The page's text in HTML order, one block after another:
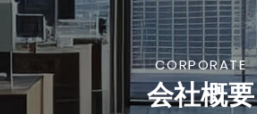
CORPORATE
会社概要